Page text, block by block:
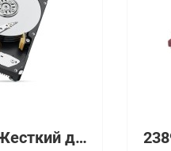
370795-001 Жесткий диск HP Enterprise 3.5" 7200 об/мин